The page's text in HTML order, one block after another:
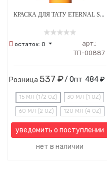
КРАСКА ДЛЯ ТАТУ ETERNAL SEAFOAM
остаток: 0
арт.:
ТП-00887
Розница 537 ₽/ Опт 484 ₽
15 МЛ (1/2 OZ) 30 МЛ (1 OZ)
60 МЛ (2 OZ) 120 МЛ (4 OZ)
уведомить о поступлении
нет в наличии